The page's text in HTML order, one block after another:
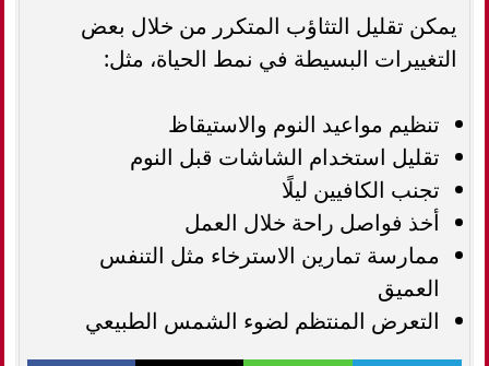
يمكن تقليل التثاؤب المتكرر من خلال بعض
التغييرات البسيطة في نمط الحياة، مثل:
تنظيم مواعيد النوم والاستيقاظ
تقليل استخدام الشاشات قبل النوم
تجنب الكافيين ليلًا
أخذ فواصل راحة خلال العمل
ممارسة تمارين الاسترخاء مثل التنفس
العميق
التعرض المنتظم لضوء الشمس الطبيعي